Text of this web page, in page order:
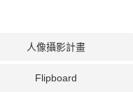
人像攝影計畫
Flipboard